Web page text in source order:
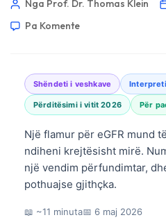
Nga Prof. Dr. Thomas Klein
Pa Komente
Shëndeti i veshkave
Përditësimi i vitit 2026 Për
Një flamur për eGFR mund
ndiheni krejtësisht mirë.
një vendim përfundimtar,
pothuajse gjithçka.
📖 ~11 minuta📅 6 maj 2026